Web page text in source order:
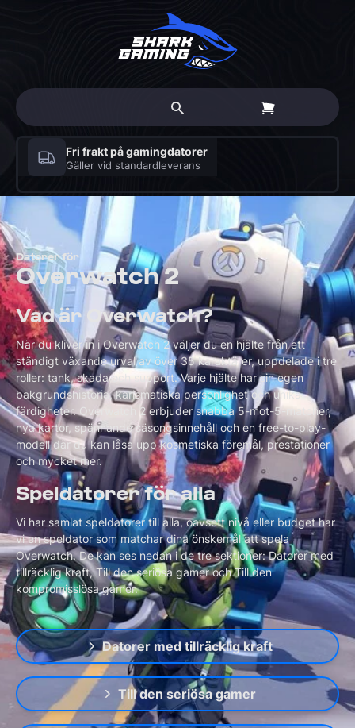
30 dagars öppet köp
På alla beställningar – även skräddarsydda
gamingdatorer
Datorer för
Overwatch 2
Vad är Overwatch?
När du kliver in i Overwatch 2 väljer du en hjälte från ett
ständigt växande urval av över 35 karaktärer, uppdelade i tre
roller: tank, skada och support. Varje hjälte har sin egen
bakgrundshistoria, karismatiska personlighet och unika
färdigheter. Overwatch 2 erbjuder snabba 5-mot-5-matcher,
nya kartor, spännande säsongsinnehåll och en free-to-play-
modell där du kan låsa upp kosmetiska föremål, prestationer
och mycket mer.
Speldatorer för alla
Vi har samlat speldatorer till alla, oavsett nivå eller budget har
vi en speldator som matchar dina önskemål att spela
Overwatch. De kan ses nedan i de tre sektioner: Datorer med
tillräcklig kraft, Till den seriösa gamer och Till den
kompromisslösa gamer.
Datorer med tillräcklig kraft
Till den seriösa gamer